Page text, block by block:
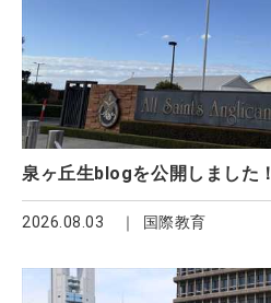
泉ヶ丘生blogを公開しました！
2026.08.03 国際教育